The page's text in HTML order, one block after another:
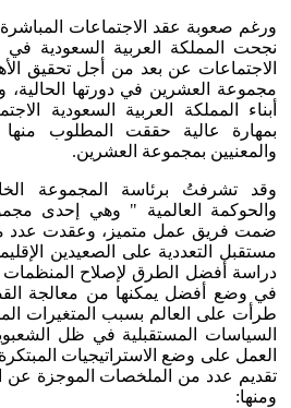
ورغم صعوبة عقد الاجتماعات
نجحت المملكة العربية السعودية في
الاجتماعات عن بعد من أجل تحقيق
مجموعة العشرين في دورتها
أبناء المملكة العربية السعودية
بمهارة عالية حققت المطلوب منها
والمعنيين بمجموعة العشرين.
وقد تشرفتُ برئاسة المجموعة
ضمت فريق عمل متميز، وعقدت عدد
مستقبل التعددية على الصعيدين
دراسة أفضل الطرق لإصلاح المنظمات
في وضع أفضل يمكنها من معالجة
طرأت على العالم بسبب المتغيرات
السياسات المستقبلية في ظل
العمل على وضع الاستراتيجيات
تقديم عدد من الملخصات الموجزة عن
ومنها: